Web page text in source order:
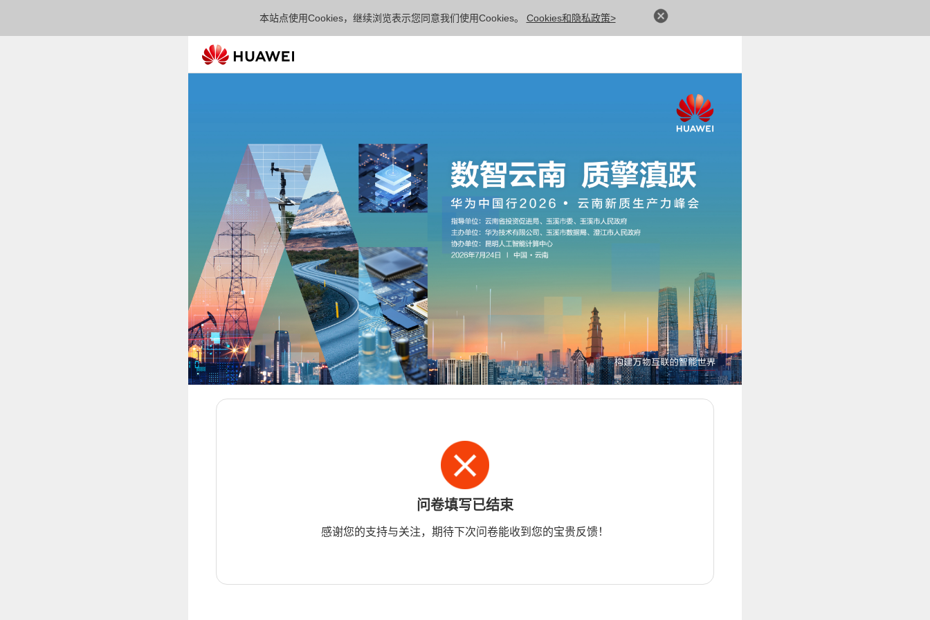
本站点使用Cookies，继续浏览表示您同意我们使用Cookies。 Cookies和隐私政策>
问卷填写已结束
感谢您的支持与关注，期待下次问卷能收到您的宝贵反馈！